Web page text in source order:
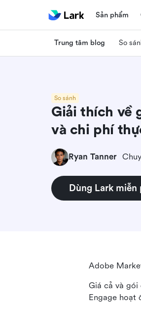
Sản phẩm
Trung tâm blog So
So sánh
Giải thích về
và chi phí
Ryan Tanner
Dùng Lark miễn
Adobe
Giá cả và
Engage hoạt